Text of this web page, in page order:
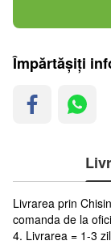
Împărtășiți
Livrarea prin
comanda de la
4. Livrarea = 1-3